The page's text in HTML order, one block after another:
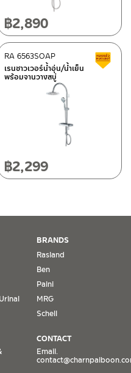
/ 091-545-0556
อ.ดอยสะเก็ด เชียงใหม่
น.
อ หรือ ใบเสร็จ โดยทางบริษัทฯ
ทางบริษัทฯ ไม่สามารถให้
อกสารดังกล่าว
ะสินค้าที่อยู่ในสภาพการใช้งาน
สภาพภายนอกอยู่ในสภาพที่ใช้
าะชิ้นส่วนที่แจ้ง เช่น ก๊อกน้ำ จะ
งนั้นการรับประกันจะเป็นการ
฿2,890
สินค้าลดราคา เคลียร์สต็อก
เรนชาวเวอร์น้ำอุ่น/น้ำเย็น
พร้อมจานวางสบู่
RA 6563SOAP
฿2,299
BRANDS
Rasland
Ben
Paini
MRG
Schell
CONTACT
Email.